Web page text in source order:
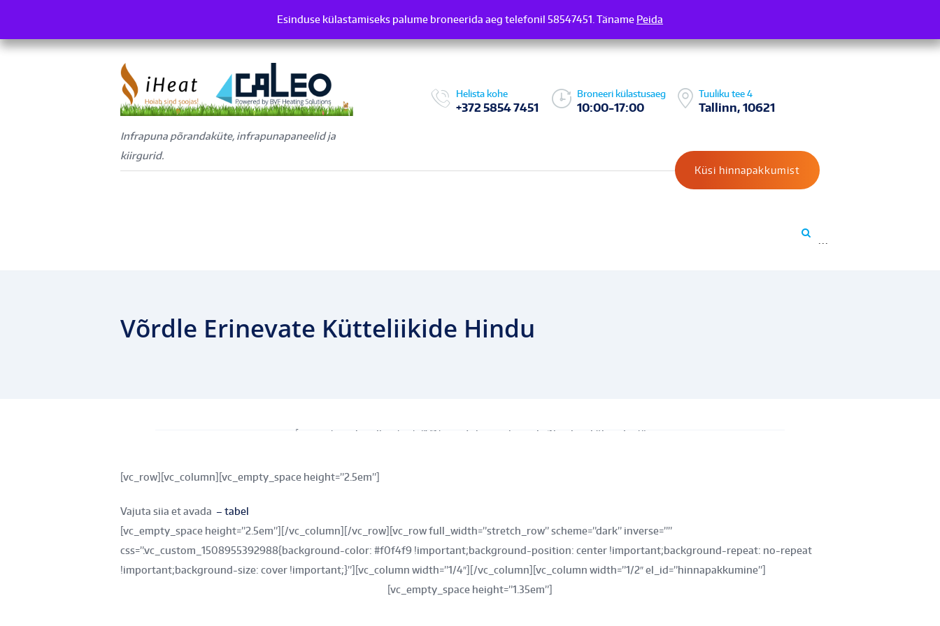
Infrapuna põrandaküte, infrapunapaneelid ja
kiirgurid.
Helista kohe
+372 5854 7451
Broneeri külastusaeg
10:00-17:00
Tuuliku tee 4
Tallinn, 10621
Küsi hinnapakkumist
Võrdle Erinevate Kütteliikide Hindu
[vc_custom_heading text=”Võtame Teiega esimesel võimalusel ühendust”
css=”.vc_custom_1508954730129{margin-top: 1em !important;margin-bottom: 2.4em !important;}”]
[vc_row][vc_column][vc_empty_space height=”2.5em”]
Vajuta siia et avada – tabel
[vc_empty_space height=”2.5em”][/vc_column][/vc_row][vc_row full_width=”stretch_row” scheme=”dark” inverse=””
css=”.vc_custom_1508955392988{background-color: #f0f4f9 !important;background-position: center !important;background-repeat: no-repeat
!important;background-size: cover !important;}”][vc_column width=”1/4″][/vc_column][vc_column width=”1/2″ el_id=”hinnapakkumine”]
[vc_empty_space height=”1.35em”]
Esinduse külastamiseks palume broneerida aeg telefonil 58547451. Täname
Esinduse külastamiseks palume broneerida aeg telefonil 58547451. Täname Peida